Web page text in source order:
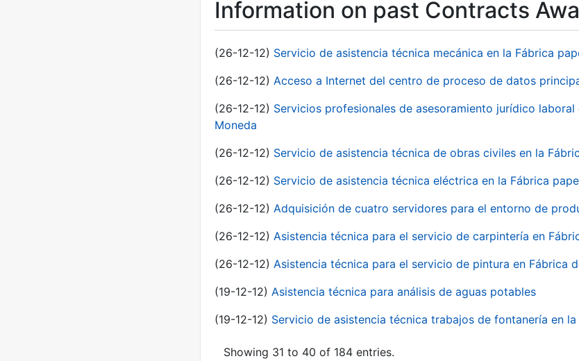
Information on past Contracts
(26-12-12) Servicio de asistencia técnica mecánica en la Fábrica
(26-12-12) Acceso a Internet del centro de proceso de datos
(26-12-12) Servicios profesionales de asesoramiento jurídico
Moneda
(26-12-12) Servicio de asistencia técnica de obras civiles en la
(26-12-12) Servicio de asistencia técnica eléctrica en la Fábrica
(26-12-12) Adquisición de cuatro servidores para el entorno de
(26-12-12) Asistencia técnica para el servicio de carpintería en
(26-12-12) Asistencia técnica para el servicio de pintura en Fábrica
(19-12-12) Asistencia técnica para análisis de aguas potables
(19-12-12) Servicio de asistencia técnica trabajos de fontanería en
Showing 31 to 40 of 184 entries.